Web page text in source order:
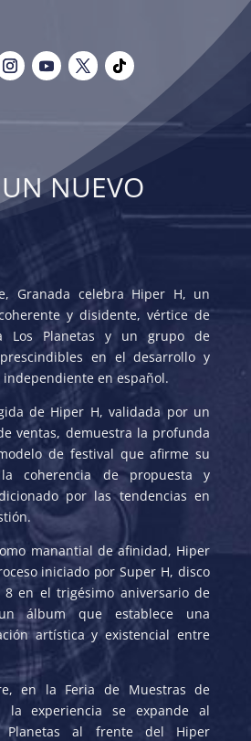
NUEVO
Granada celebra Hiper H, un
y disidente, vértice de
Los Planetas y un grupo de
en el desarrollo y
en español.
de Hiper H, validada por un
ventas, demuestra la profunda
de festival que afirme su
coherencia de propuesta y
por las tendencias en
manantial de afinidad, Hiper
iniciado por Super H, disco
8 en el trigésimo aniversario de
álbum que establece una
artística y existencial entre
en la Feria de Muestras de
la experiencia se expande al
Planetas al frente del Hiper